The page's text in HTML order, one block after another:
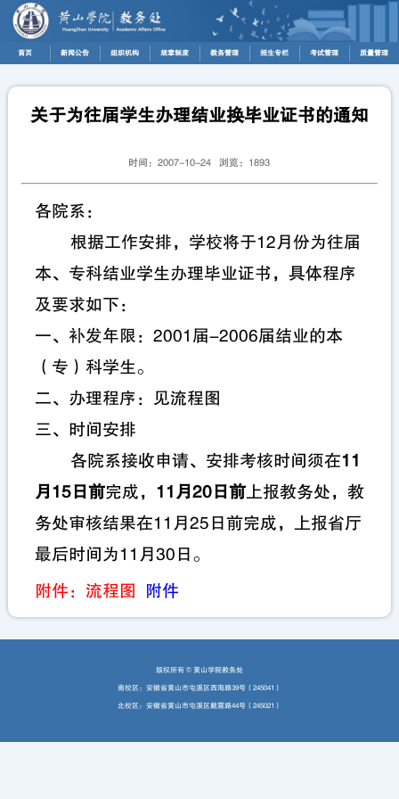
首页 新闻公告 组织机构 规章制度 教务管理 招生专栏 考试管理 质量管理
关于为往届学生办理结业换毕业证书的通知
时间：2007-10-24 浏览： 1893
各院系：
根据工作安排，学校将于12月份为往届
本、专科结业学生办理毕业证书，具体程序
及要求如下：
一、补发年限：2001届-2006届结业的本
（专）科学生。
二、办理程序：见流程图
三、时间安排
各院系接收申请、安排考核时间须在11
月15日前完成， 11月20日前上报教务处，教
务处审核结果在11月25日前完成，上报省厅
最后时间为11月30日。
附件：流程图
附件
版权所有 ©️ 黄山学院教务处
南校区：安徽省黄山市屯溪区西海路39号（245041）
北校区：安徽省黄山市屯溪区戴震路44号（245021）